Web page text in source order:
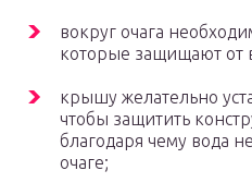
вокруг очага
которые защищают от
крышу желательно
чтобы защитить
благодаря чему вода
очаге;